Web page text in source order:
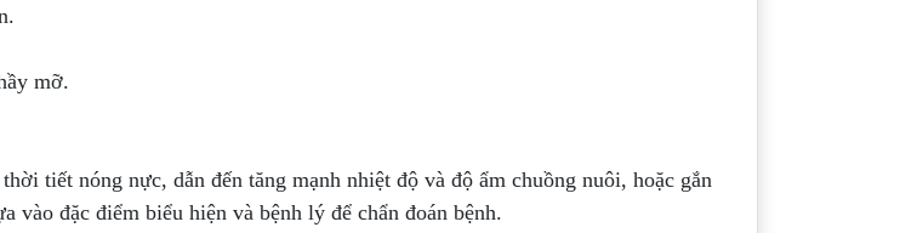
mỡ.
tiết nóng nực, dẫn đến tăng mạnh nhiệt độ và độ ẩm chuồng nuôi, hoặc gắn
đặc điểm biểu hiện và bệnh lý để chẩn đoán bệnh.